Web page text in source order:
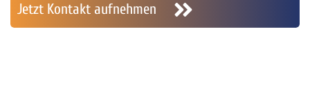
Jetzt Kontakt aufnehmen